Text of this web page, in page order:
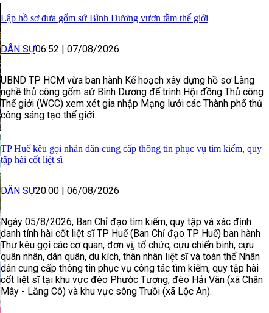
Lập hồ sơ đưa gốm sứ Bình Dương vươn tầm thế giới
DÂN SỰ06:52 07/08/2026
UBND TP HCM vừa ban hành Kế hoạch xây dựng hồ sơ Làng
nghề thủ công gốm sứ Bình Dương để trình Hội đồng Thủ công
Thế giới (WCC) xem xét gia nhập Mạng lưới các Thành phố thủ
công sáng tạo thế giới.
TP Huế kêu gọi nhân dân cung cấp thông tin phục vụ tìm kiếm, quy
tập hài cốt liệt sĩ
DÂN SỰ20:00 06/08/2026
Ngày 05/8/2026, Ban Chỉ đạo tìm kiếm, quy tập và xác định
danh tính hài cốt liệt sĩ TP Huế (Ban Chỉ đạo TP Huế) ban hành
Thư kêu gọi các cơ quan, đơn vị, tổ chức, cựu chiến binh, cựu
quân nhân, dân quân, du kích, thân nhân liệt sĩ và toàn thể Nhân
dân cung cấp thông tin phục vụ công tác tìm kiếm, quy tập hài
cốt liệt sĩ tại khu vực đèo Phước Tượng, đèo Hải Vân (xã Chân
Mây - Lăng Cô) và khu vực sông Truồi (xã Lộc An).